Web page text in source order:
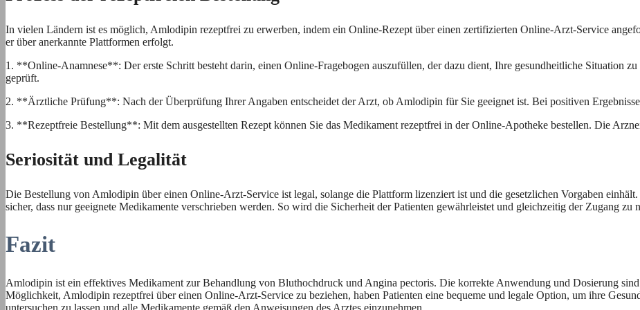
In vielen Ländern ist es möglich, Amlodipin rezeptfrei zu erwerben, indem ein Online-Rezept über einen zertifizierten Online-Arzt-Service
er über anerkannte Plattformen erfolgt.
1. **Online-Anamnese**: Der erste Schritt besteht darin, einen Online-Fragebogen auszufüllen, der dazu dient, Ihre gesundheitliche Situation
geprüft.
2. **Ärztliche Prüfung**: Nach der Überprüfung Ihrer Angaben entscheidet der Arzt, ob Amlodipin für Sie geeignet ist. Bei positiven
3. **Rezeptfreie Bestellung**: Mit dem ausgestellten Rezept können Sie das Medikament rezeptfrei in der Online-Apotheke bestellen. Die
Seriosität und Legalität
Die Bestellung von Amlodipin über einen Online-Arzt-Service ist legal, solange die Plattform lizenziert ist und die gesetzlichen Vorgaben
sicher, dass nur geeignete Medikamente verschrieben werden. So wird die Sicherheit der Patienten gewährleistet und gleichzeitig der Zugang zu
Fazit
Amlodipin ist ein effektives Medikament zur Behandlung von Bluthochdruck und Angina pectoris. Die korrekte Anwendung und Dosierung
Möglichkeit, Amlodipin rezeptfrei über einen Online-Arzt-Service zu beziehen, haben Patienten eine bequeme und legale Option, um ihre
untersuchen zu lassen und alle Medikamente gemäß den Anweisungen des Arztes einzunehmen.